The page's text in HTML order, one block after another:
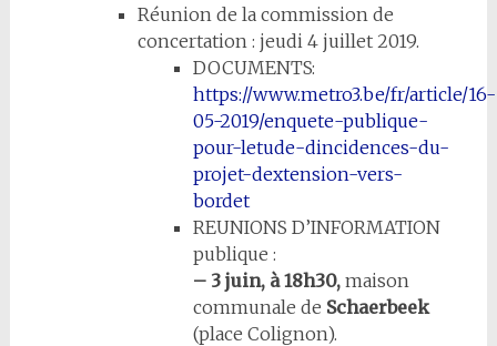
Réunion de la commission de
concertation : jeudi 4 juillet 2019.
DOCUMENTS:
https://www.metro3.be/fr/article/16-
05-2019/enquete-publique-
pour-letude-dincidences-du-
projet-dextension-vers-
bordet
REUNIONS D’INFORMATION
publique :
– 3 juin, à 18h30, maison
communale de Schaerbeek
(place Colignon).